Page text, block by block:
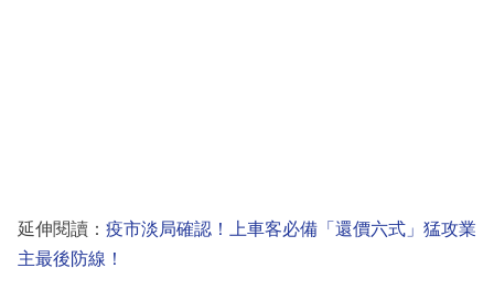
延伸閱讀： 疫市淡局確認！上車客必備「還價六式」猛攻業
主最後防線！